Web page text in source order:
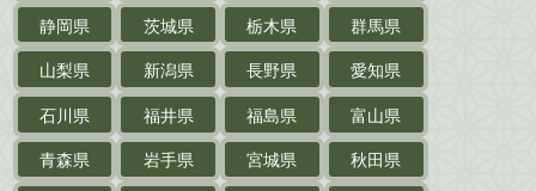
作家草稿・原稿・肉筆物
探偵小説・推理小説
乗物
鉄道・
電車・バス
静岡県
茨城県 栃木県
群馬県
山梨県
新潟県 長野県
愛知県
石川県
福井県 福島県
富山県
青森県
岩手県 宮城県
秋田県